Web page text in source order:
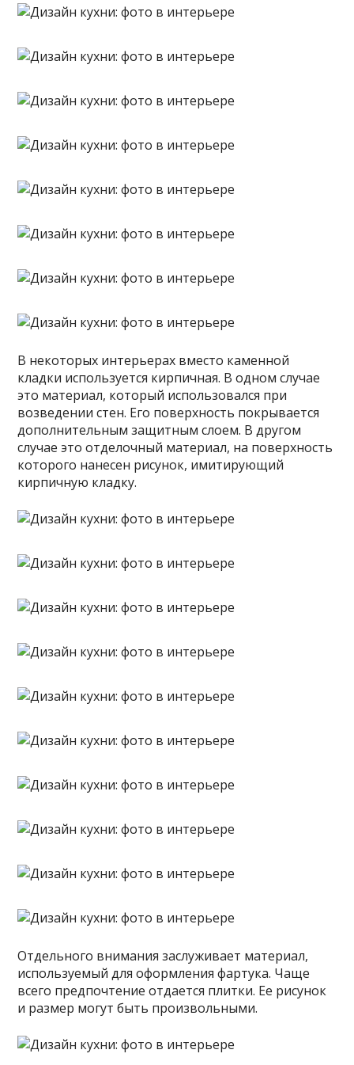
В некоторых интерьерах вместо каменной
кладки используется кирпичная. В одном случае
это материал, который использовался при
возведении стен. Его поверхность покрывается
дополнительным защитным слоем. В другом
случае это отделочный материал, на поверхность
которого нанесен рисунок, имитирующий
кирпичную кладку.
Отдельного внимания заслуживает материал,
используемый для оформления фартука. Чаще
всего предпочтение отдается плитки. Ее рисунок
и размер могут быть произвольными.